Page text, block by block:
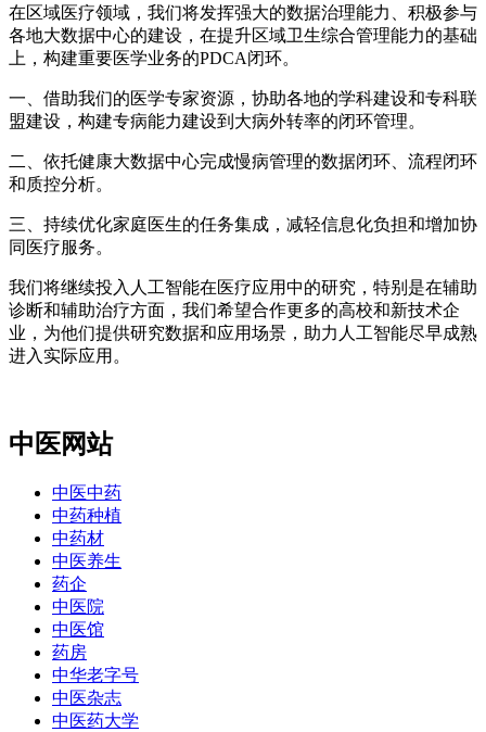
在区域医疗领域，我们将发挥强大的数据治理能力、积极参与
各地大数据中心的建设，在提升区域卫生综合管理能力的基础
上，构建重要医学业务的PDCA闭环。
一、借助我们的医学专家资源，协助各地的学科建设和专科联
盟建设，构建专病能力建设到大病外转率的闭环管理。
二、依托健康大数据中心完成慢病管理的数据闭环、流程闭环
和质控分析。
三、持续优化家庭医生的任务集成，减轻信息化负担和增加协
同医疗服务。
我们将继续投入人工智能在医疗应用中的研究，特别是在辅助
诊断和辅助治疗方面，我们希望合作更多的高校和新技术企
业，为他们提供研究数据和应用场景，助力人工智能尽早成熟
进入实际应用。
中医网站
中医中药
中药种植
中药材
中医养生
药企
中医院
中医馆
药房
中华老字号
中医杂志
中医药大学